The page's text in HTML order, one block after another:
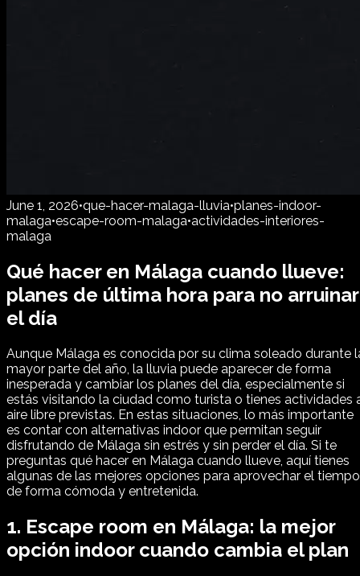
June 1, 2026•que-hacer-malaga-lluvia•planes-indoor-
malaga•escape-room-malaga•actividades-interiores-
malaga
Qué hacer en Málaga cuando llueve:
planes de última hora para no arruinar
el día
Aunque Málaga es conocida por su clima soleado durante
mayor parte del año, la lluvia puede aparecer de forma
inesperada y cambiar los planes del día, especialmente si
estás visitando la ciudad como turista o tienes actividades
aire libre previstas. En estas situaciones, lo más importante
es contar con alternativas indoor que permitan seguir
disfrutando de Málaga sin estrés y sin perder el día. Si te
preguntas qué hacer en Málaga cuando llueve, aquí tienes
algunas de las mejores opciones para aprovechar el tiempo
de forma cómoda y entretenida.
1. Escape room en Málaga: la mejor
opción indoor cuando cambia el plan